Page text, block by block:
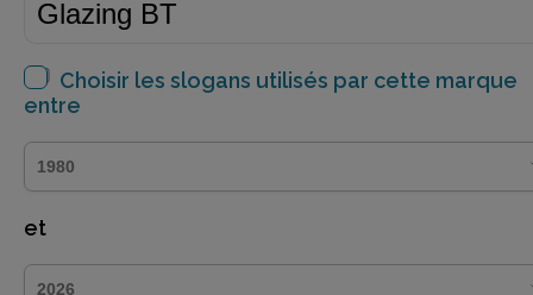
Choisir les slogans utilisés par cette marque
entre
et